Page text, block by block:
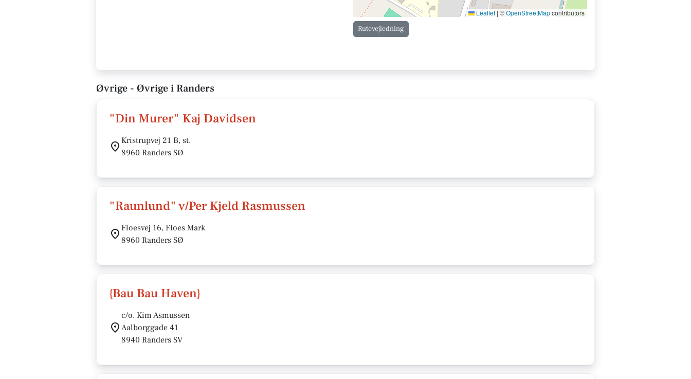
Leaflet | ©OpenStreetMapcontributors
Rutevejledning
Øvrige - Øvrige i Randers
"Din Murer" Kaj Davidsen
Kristrupvej 21 B, st.
8960 Randers SØ
"Raunlund" v/Per Kjeld Rasmussen
Floesvej 16, Floes Mark
8960 Randers SØ
{Bau Bau Haven}
c/o. Kim Asmussen
Aalborggade 41
8940 Randers SV